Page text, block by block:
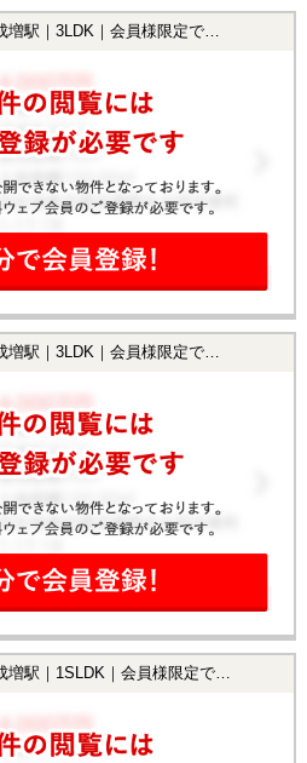
｜3LDK｜会員様限定で公開中！】
｜3LDK｜会員様限定で公開中！】
｜1SLDK｜会員様限定で公開中！】